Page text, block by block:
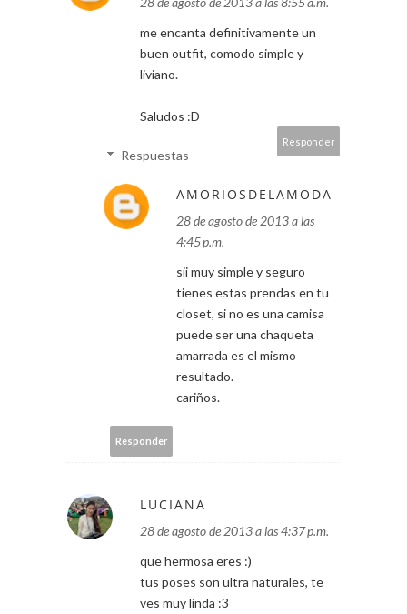
me encanta definitivamente un
buen outfit, comodo simple y
liviano.
Saludos :D
Responder
Respuestas
AMORIOSDELAMODA
28 de agosto de 2013 a las
4:45 p.m.
sii muy simple y seguro
tienes estas prendas en tu
closet, si no es una camisa
puede ser una chaqueta
amarrada es el mismo
resultado.
cariños.
Responder
LUCIANA
28 de agosto de 2013 a las 4:37 p.m.
que hermosa eres :)
tus poses son ultra naturales, te
ves muy linda :3